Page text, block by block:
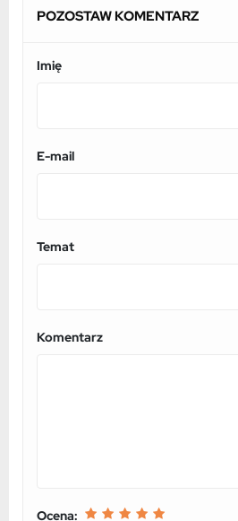
POZOSTAW KOMENTARZ
Imię
E-mail
Temat
Komentarz
Ocena: